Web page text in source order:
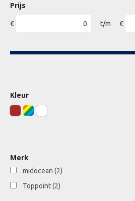
Prijs
€ t/m €
Kleur
Merk
midocean (2)
Toppoint (2)